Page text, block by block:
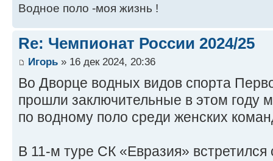
Водное поло -моя жизнь !
Re: Чемпионат России 2024/25
Игорь » 16 дек 2024, 20:36
Во Дворце водных видов спорта
прошли заключительные в этом году
по водному поло среди женских
В 11‑м туре СК «Евразия»